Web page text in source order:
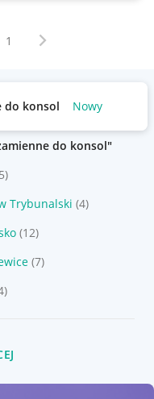
1 Następna strona
do konsol Nowy
do konsol"
Trybunalski (4)
(12)
(7)